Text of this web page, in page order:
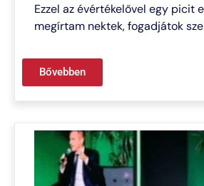
Ezzel az évértékelővel egy picit
megírtam nektek, fogadjátok
Bővebben